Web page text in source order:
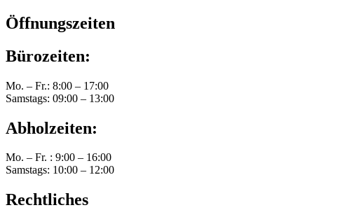
Öffnungszeiten
Bürozeiten:
Mo. – Fr.: 8:00 – 17:00
Samstags: 09:00 – 13:00
Abholzeiten:
Mo. – Fr. : 9:00 – 16:00
Samstags: 10:00 – 12:00
Rechtliches